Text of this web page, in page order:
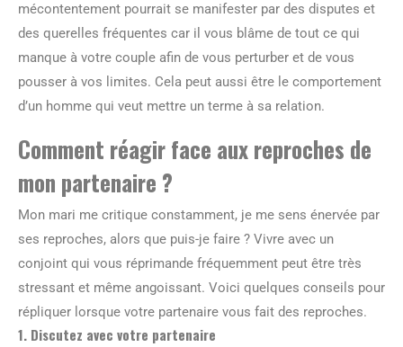
mécontentement pourrait se manifester par des disputes et
des querelles fréquentes car il vous blâme de tout ce qui
manque à votre couple afin de vous perturber et de vous
pousser à vos limites. Cela peut aussi être le comportement
d’un homme qui veut mettre un terme à sa relation.
Comment réagir face aux reproches de
mon partenaire ?
Mon mari me critique constamment, je me sens énervée par
ses reproches, alors que puis-je faire ? Vivre avec un
conjoint qui vous réprimande fréquemment peut être très
stressant et même angoissant. Voici quelques conseils pour
répliquer lorsque votre partenaire vous fait des reproches.
1. Discutez avec votre partenaire